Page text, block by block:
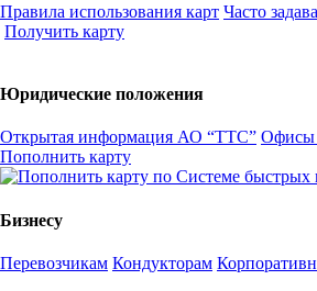
Правила использования карт Часто
Получить карту
Юридические положения
Открытая информация АО “ТТС”
Пополнить карту
Бизнесу
Перевозчикам Кондукторам